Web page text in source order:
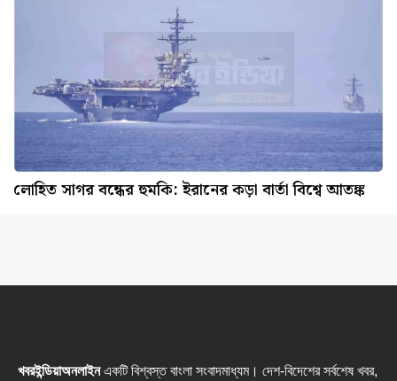
লোহিত সাগর বন্ধের হুমকি: ইরানের কড়া বার্তা বিশ্বে আতঙ্ক
খবরইন্ডিয়াঅনলাইনএকটি বিশ্বস্ত বাংলা সংবাদমাধ্যম। দেশ-বিদেশের সর্বশেষ খবর,